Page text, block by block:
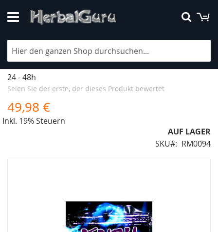
zum
Inhalt
Suche
Kush grape 11g
Lieferzeit
24 - 48h
Seien Sie der erste, der dieses Produkt bewertet
49,98 €
Inkl. 19% Steuern
AUF LAGER
SKU
RM0094